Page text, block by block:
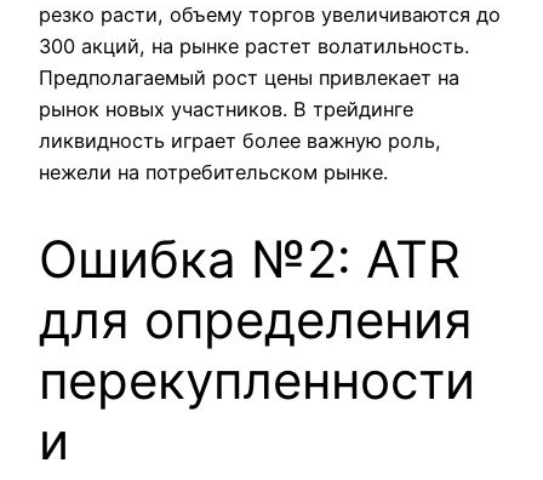
резко расти, объему торгов увеличиваются до
300 акций, на рынке растет волатильность.
Предполагаемый рост цены привлекает на
рынок новых участников. В трейдинге
ликвидность играет более важную роль,
нежели на потребительском рынке.
Ошибка №2: ATR
для определения
перекупленности
и